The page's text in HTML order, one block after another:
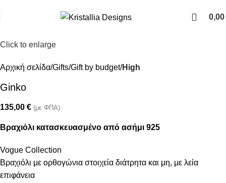
0,00
Click to enlarge
Αρχική σελίδα Gifts Gift by budget High
Ginko
135,00 € (με ΦΠΑ)
Βραχιόλι κατασκευασμένο από ασήμι 925
Vogue Collection
Βραχιόλι με ορθογώνια στοιχεία διάτρητα και μη, με λεία
επιφάνεια